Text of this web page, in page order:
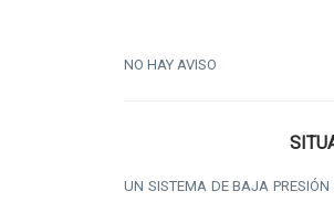
NO HAY AVISO
UN SISTEMA DE BAJA